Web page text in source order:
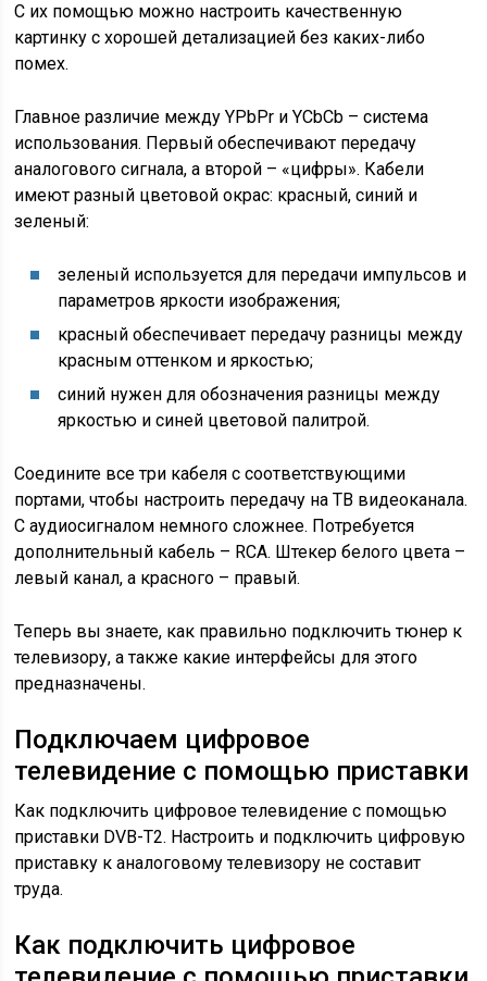
С их помощью можно настроить качественную
картинку с хорошей детализацией без каких-либо
помех.
Главное различие между YPbPr и YCbCb – система
использования. Первый обеспечивают передачу
аналогового сигнала, а второй – «цифры». Кабели
имеют разный цветовой окрас: красный, синий и
зеленый:
зеленый используется для передачи импульсов и
параметров яркости изображения;
красный обеспечивает передачу разницы между
красным оттенком и яркостью;
синий нужен для обозначения разницы между
яркостью и синей цветовой палитрой.
Соедините все три кабеля с соответствующими
портами, чтобы настроить передачу на ТВ видеоканала.
С аудиосигналом немного сложнее. Потребуется
дополнительный кабель – RCA. Штекер белого цвета –
левый канал, а красного – правый.
Теперь вы знаете, как правильно подключить тюнер к
телевизору, а также какие интерфейсы для этого
предназначены.
Подключаем цифровое
телевидение с помощью приставки
Как подключить цифровое телевидение с помощью
приставки DVB-T2. Настроить и подключить цифровую
приставку к аналоговому телевизору не составит
труда.
Как подключить цифровое